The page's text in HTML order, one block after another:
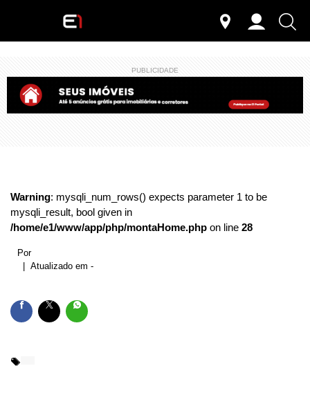
PUBLICIDADE
Warning: mysqli_num_rows() expects parameter 1 to be
mysqli_result, bool given in
/home/e1/www/app/php/montaHome.php on line 28
Por
| Atualizado em -